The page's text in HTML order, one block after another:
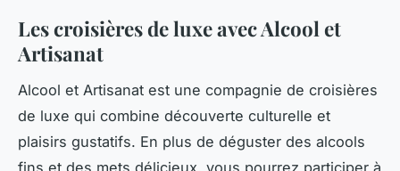
Les croisières de luxe avec Alcool et
Artisanat
Alcool et Artisanat est une compagnie de croisières
de luxe qui combine découverte culturelle et
plaisirs gustatifs. En plus de déguster des alcools